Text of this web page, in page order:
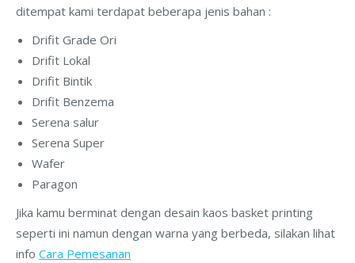
ditempat kami terdapat beberapa jenis bahan :
Drifit Grade Ori
Drifit Lokal
Drifit Bintik
Drifit Benzema
Serena salur
Serena Super
Wafer
Paragon
Jika kamu berminat dengan desain kaos basket printing
seperti ini namun dengan warna yang berbeda, silakan lihat
info Cara Pemesanan